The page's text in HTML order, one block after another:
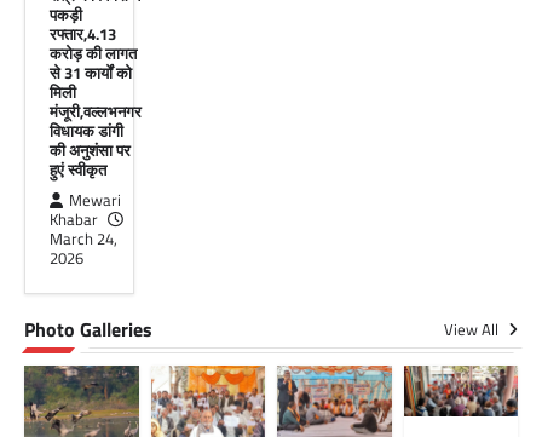
पकड़ी
रफ्तार,4.13
करोड़ की लागत
से 31 कार्यों को
मिली
मंजूरी,वल्लभनगर
विधायक डांगी
की अनुशंसा पर
हुएं स्वीकृत
Mewari
Khabar
March 24,
2026
Photo Galleries View All